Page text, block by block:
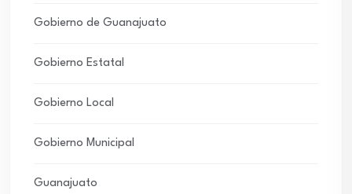
Gobierno de Guanajuato
Gobierno Estatal
Gobierno Local
Gobierno Municipal
Guanajuato